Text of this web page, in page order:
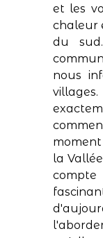
et les
chaleur
du
nous
la